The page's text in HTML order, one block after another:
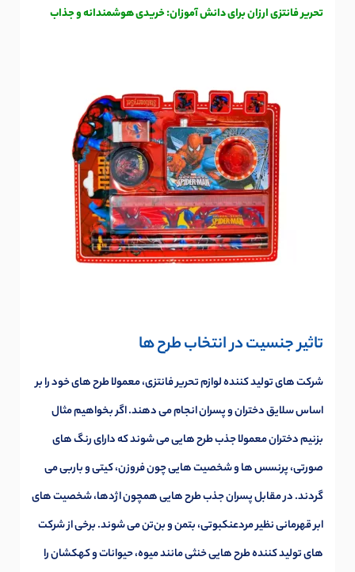
تحریر فانتزی ارزان برای دانش آموزان: خریدی هوشمندانه و جذاب
تاثیر جنسیت در انتخاب طرح ها
شرکت های تولید کننده لوازم تحریر فانتزی، معمولا طرح های خود را بر
اساس سلایق دختران و پسران انجام می دهند. اگر بخواهیم مثال
بزنیم دختران معمولا جذب طرح هایی می شوند که دارای رنگ های
صورتی، پرنسس ها و شخصیت هایی چون فروزن، کیتی و باربی می
گردند. در مقابل پسران جذب طرح هایی همچون اژدها، شخصیت های
ابر قهرمانی نظیر مردعنکبوتی، بتمن و بن‌تن می شوند. برخی از شرکت
های تولید کننده طرح هایی خنثی مانند میوه، حیوانات و کهکشان را